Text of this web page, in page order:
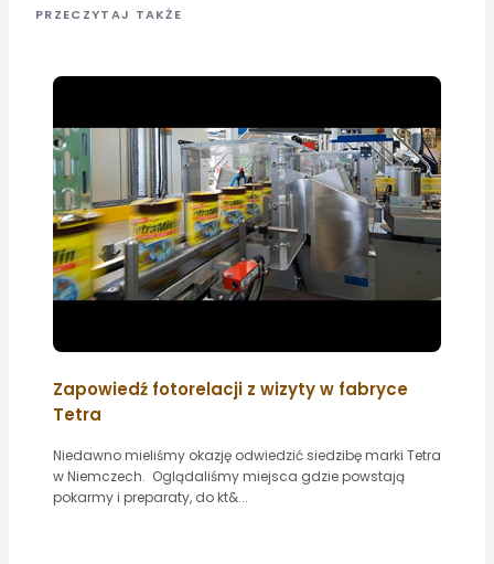
PRZECZYTAJ TAKŻE
Zapowiedź fotorelacji z wizyty w fabryce
Tetra
Niedawno mieliśmy okazję odwiedzić siedzibę marki Tetra
w Niemczech. Oglądaliśmy miejsca gdzie powstają
pokarmy i preparaty, do kt&...